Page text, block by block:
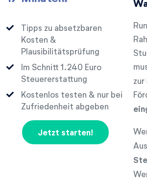
Tipps zu absetzbaren
Kosten &
Plausibilitätsprüfung
Im Schnitt
Euro
Steuererstattung
Kostenlos testen & nur bei
Zufriedenheit abgeben
Jetzt starten!